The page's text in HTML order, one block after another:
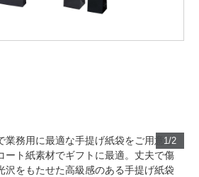
1/2
業務用に最適な手提げ紙袋をご用意し
ート紙素材でギフトに最適。丈夫で傷
沢をもたせた高級感のある手提げ紙袋